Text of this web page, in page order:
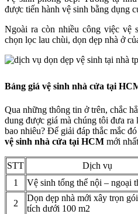
được tiến hành vệ sinh bằng dụng
Ngoài ra còn nhiều công việc vệ
chọn lọc lau chùi, dọn dẹp nhà ở
Bảng giá vệ sinh nhà cửa tại
Qua những thông tin ở trên, chắc
dung được giá mà chúng tôi đưa
bao nhiêu? Để giải đáp thắc mắc
vệ sinh nhà cửa tại HCM mới
STT Dịch vụ
1
Vệ sinh tổng thể nội – ngoại
2
Dọn dẹp nhà mới xây trọn
tích dưới 100 m2